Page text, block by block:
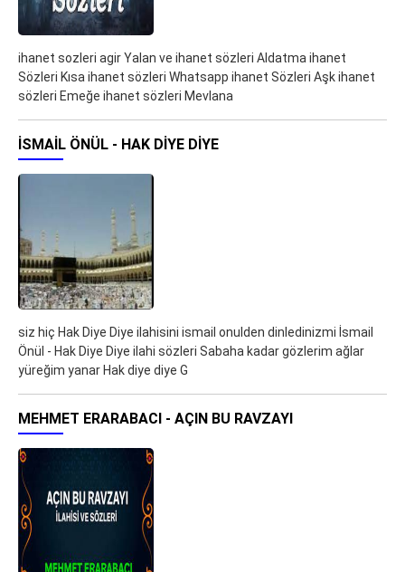
ihanet sozleri agir Yalan ve ihanet sözleri Aldatma ihanet
Sözleri Kısa ihanet sözleri Whatsapp ihanet Sözleri Aşk ihanet
sözleri Emeğe ihanet sözleri Mevlana
İSMAIL ÖNÜL - HAK DIYE DIYE
siz hiç Hak Diye Diye ilahisini ismail onulden dinledinizmi İsmail
Önül - Hak Diye Diye ilahi sözleri Sabaha kadar gözlerim ağlar
yüreğim yanar Hak diye diye G
MEHMET ERARABACI - AÇIN BU RAVZAYI